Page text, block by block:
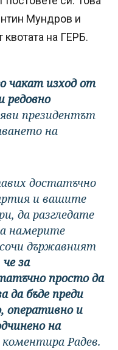
Мундров и
квотата на ГЕРБ.
чакат изход от
редовно
президентът
на
достатъчно
и вашите
да разгледате
намерите
държавният
за
просто да
да бъде преди
оперативно и
на
коментира Радев.